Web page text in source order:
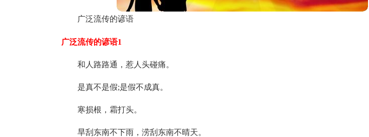
广泛流传的谚语
广泛流传的谚语1
和人路路通，惹人头碰痛。
是真不是假;是假不成真。
寒损根，霜打头。
旱刮东南不下雨，涝刮东南不晴天。